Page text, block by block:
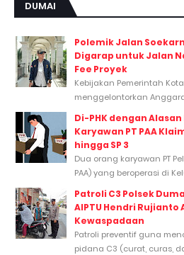
DUMAI
Polemik Jalan
Digarap untuk Jalan
Fee Proyek
Kebijakan Pemerintah
menggelontorkan
Di-PHK dengan
Karyawan PT PAA
hingga SP 3
Dua orang karyawan PT
PAA) yang beroperasi di
Patroli C3 Polsek
AIPTU Hendri
Kewaspadaan
Patroli preventif guna
pidana C3 (curat, curas,